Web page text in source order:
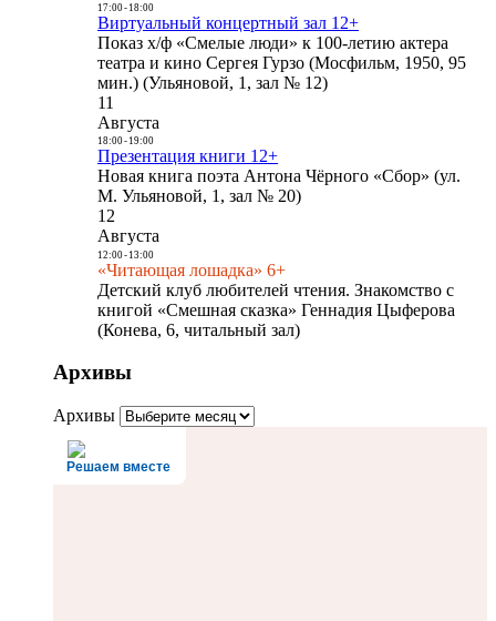
17:00- 18:00
Виртуальный концертный зал 12+
Показ х/ф «Смелые люди» к 100-летию актера
театра и кино Сергея Гурзо (Мосфильм, 1950, 95
мин.) (Ульяновой, 1, зал № 12)
11
Августа
18:00- 19:00
Презентация книги 12+
Новая книга поэта Антона Чёрного «Сбор» (ул.
М. Ульяновой, 1, зал № 20)
12
Августа
12:00- 13:00
«Читающая лошадка» 6+
Детский клуб любителей чтения. Знакомство с
книгой «Смешная сказка» Геннадия Цыферова
(Конева, 6, читальный зал)
Архивы
Архивы
Решаем вместе